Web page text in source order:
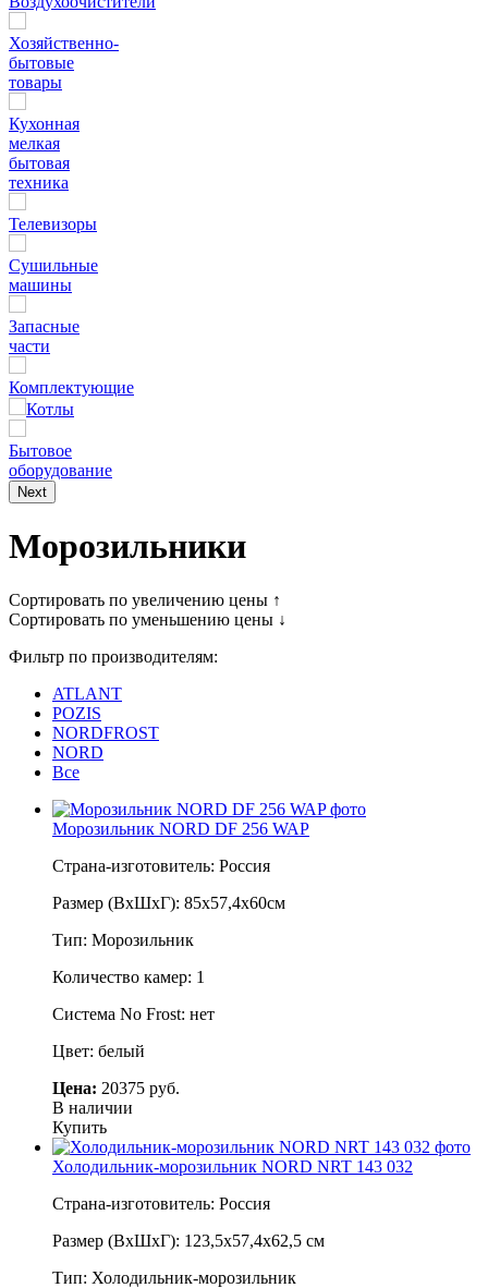
Хозяйственно-
бытовые
товары
Кухонная
мелкая
бытовая
техника
Телевизоры
Сушильные
машины
Запасные
части
Комплектующие
Котлы
Бытовое
оборудование
Next
Морозильники
Сортировать по увеличению цены ↑
Сортировать по уменьшению цены ↓
Фильтр по производителям:
ATLANT
POZIS
NORDFROST
NORD
Все
Морозильник NORD DF 256 WAP
Страна-изготовитель: Россия
Размер (ВхШхГ): 85х57,4х60см
Тип: Морозильник
Количество камер: 1
Система No Frost: нет
Цвет: белый
Цена: 20375 руб.
В наличии
Купить
Холодильник-морозильник NORD NRT 143 032
Страна-изготовитель: Россия
Размер (ВхШхГ): 123,5х57,4х62,5 см
Тип: Холодильник-морозильник